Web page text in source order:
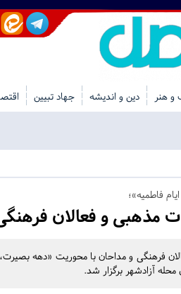
و هنر دین و اندیشه جهاد تبیین
فاطمیه»؛
مذهبی و فعالان
آزادشهر برگزار شد.